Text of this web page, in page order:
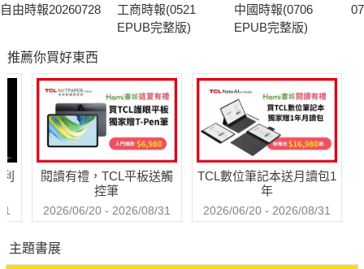
自由時報20260728
工商時報(0521
EPUB完整版)
中國時報(0706
EPUB完整版)
推薦你買好東西
閱讀有禮，TCL平板送觸
控筆
2026/06/20 - 2026/08/31
TCL數位筆記本送月讀包1
年
2026/06/20 - 2026/08/31
主題書展